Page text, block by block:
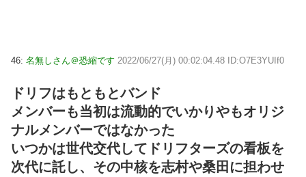
46: 名無しさん＠恐縮です 2022/06/27(月) 00:02:04.48 ID:O7E3YUIf0
ドリフはもともとバンド
メンバーも当初は流動的でいかりやもオリジ
ナルメンバーではなかった
いつかは世代交代してドリフターズの看板を
次代に託し、その中核を志村や桑田に担わせ